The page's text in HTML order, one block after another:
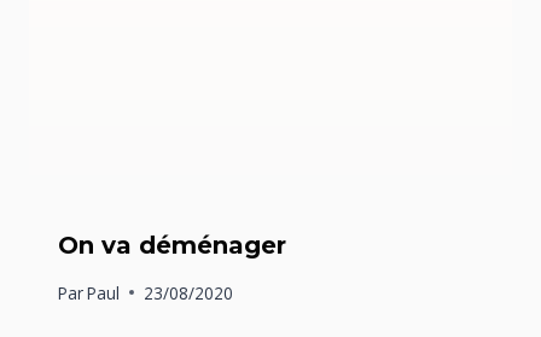
On va déménager
ParPaul 23/08/2020